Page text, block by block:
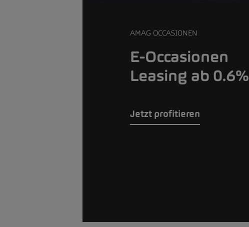
AMAG OCCASIONEN
E-Occasionen
Leasing ab 0.6%
Jetzt profitieren